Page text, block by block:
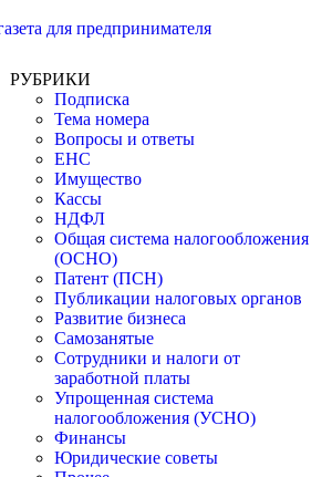
РУБРИКИ
Подписка
Тема номера
Вопросы и ответы
ЕНС
Имущество
Кассы
НДФЛ
Общая система налогообложения
(ОСНО)
Патент (ПСН)
Публикации налоговых органов
Развитие бизнеса
Самозанятые
Сотрудники и налоги от
заработной платы
Упрощенная система
налогообложения (УСНО)
Финансы
Юридические советы